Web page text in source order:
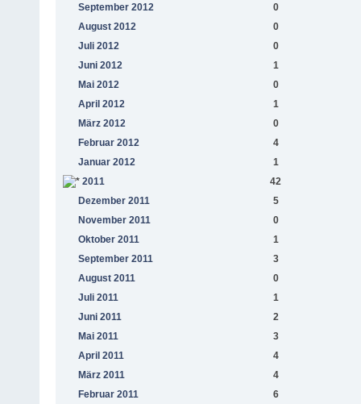
September 2012
0
August 2012
0
Juli 2012
0
Juni 2012
1
Mai 2012
0
April 2012
1
März 2012
0
Februar 2012
4
Januar 2012
1
2011
42
Dezember 2011
5
November 2011
0
Oktober 2011
1
September 2011
3
August 2011
0
Juli 2011
1
Juni 2011
2
Mai 2011
3
April 2011
4
März 2011
4
Februar 2011
6